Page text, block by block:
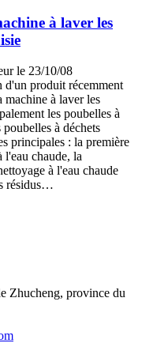
à laver les
le 23/10/08
produit récemment
à laver les
les poubelles à
à déchets
principales : la première
l'eau chaude, la
à l'eau chaude
résidus…
Zhucheng, province du